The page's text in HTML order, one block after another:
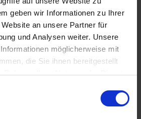
geben wir Informationen zu Ihrer
an unsere Partner für
und Analysen weiter. Unsere
möglicherweise mit
die Sie ihnen bereitgestellt
Rahmen Ihrer Nutzung der Dienste